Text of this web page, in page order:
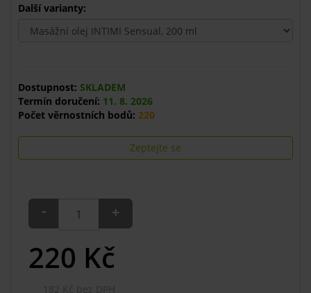
Další varianty:
Dostupnost: SKLADEM
Termín doručení: 11. 8. 2026
Počet věrnostních bodů: 220
Zeptejte se
- +
220 Kč